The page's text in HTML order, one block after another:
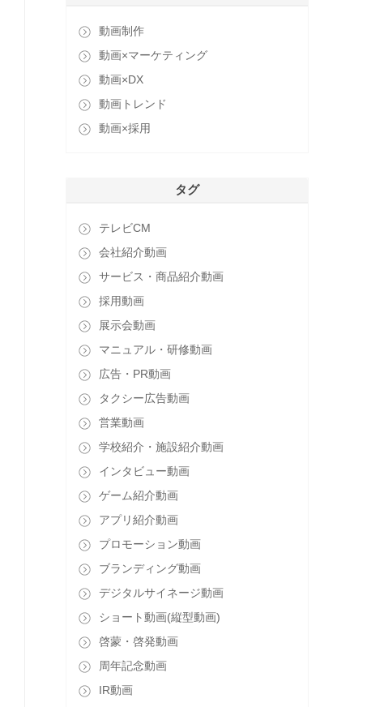
動画制作
動画×マーケティング
動画×DX
動画トレンド
動画×採用
タグ
テレビCM
会社紹介動画
サービス・商品紹介動画
採用動画
展示会動画
マニュアル・研修動画
広告・PR動画
タクシー広告動画
営業動画
学校紹介・施設紹介動画
インタビュー動画
ゲーム紹介動画
アプリ紹介動画
プロモーション動画
ブランディング動画
デジタルサイネージ動画
ショート動画(縦型動画)
啓蒙・啓発動画
周年記念動画
IR動画